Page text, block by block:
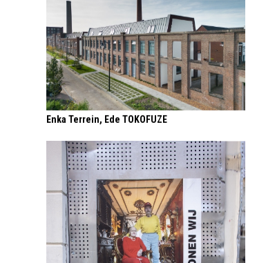
Enka Terrein, Ede TOKOFUZE